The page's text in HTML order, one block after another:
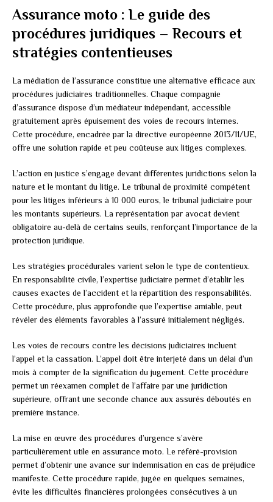
Assurance moto : Le guide des
procédures juridiques – Recours et
stratégies contentieuses
La médiation de l’assurance constitue une alternative efficace aux
procédures judiciaires traditionnelles. Chaque compagnie
d’assurance dispose d’un médiateur indépendant, accessible
gratuitement après épuisement des voies de recours internes.
Cette procédure, encadrée par la directive européenne 2013/11/UE,
offre une solution rapide et peu coûteuse aux litiges complexes.
L’action en justice s’engage devant différentes juridictions selon la
nature et le montant du litige. Le tribunal de proximité compétent
pour les litiges inférieurs à 10 000 euros, le tribunal judiciaire pour
les montants supérieurs. La représentation par avocat devient
obligatoire au-delà de certains seuils, renforçant l’importance de la
protection juridique.
Les stratégies procédurales varient selon le type de contentieux.
En responsabilité civile, l’expertise judiciaire permet d’établir les
causes exactes de l’accident et la répartition des responsabilités.
Cette procédure, plus approfondie que l’expertise amiable, peut
révéler des éléments favorables à l’assuré initialement négligés.
Les voies de recours contre les décisions judiciaires incluent
l’appel et la cassation. L’appel doit être interjeté dans un délai d’un
mois à compter de la signification du jugement. Cette procédure
permet un réexamen complet de l’affaire par une juridiction
supérieure, offrant une seconde chance aux assurés déboutés en
première instance.
La mise en œuvre des procédures d’urgence s’avère
particulièrement utile en assurance moto. Le référé-provision
permet d’obtenir une avance sur indemnisation en cas de préjudice
manifeste. Cette procédure rapide, jugée en quelques semaines,
évite les difficultés financières prolongées consécutives à un